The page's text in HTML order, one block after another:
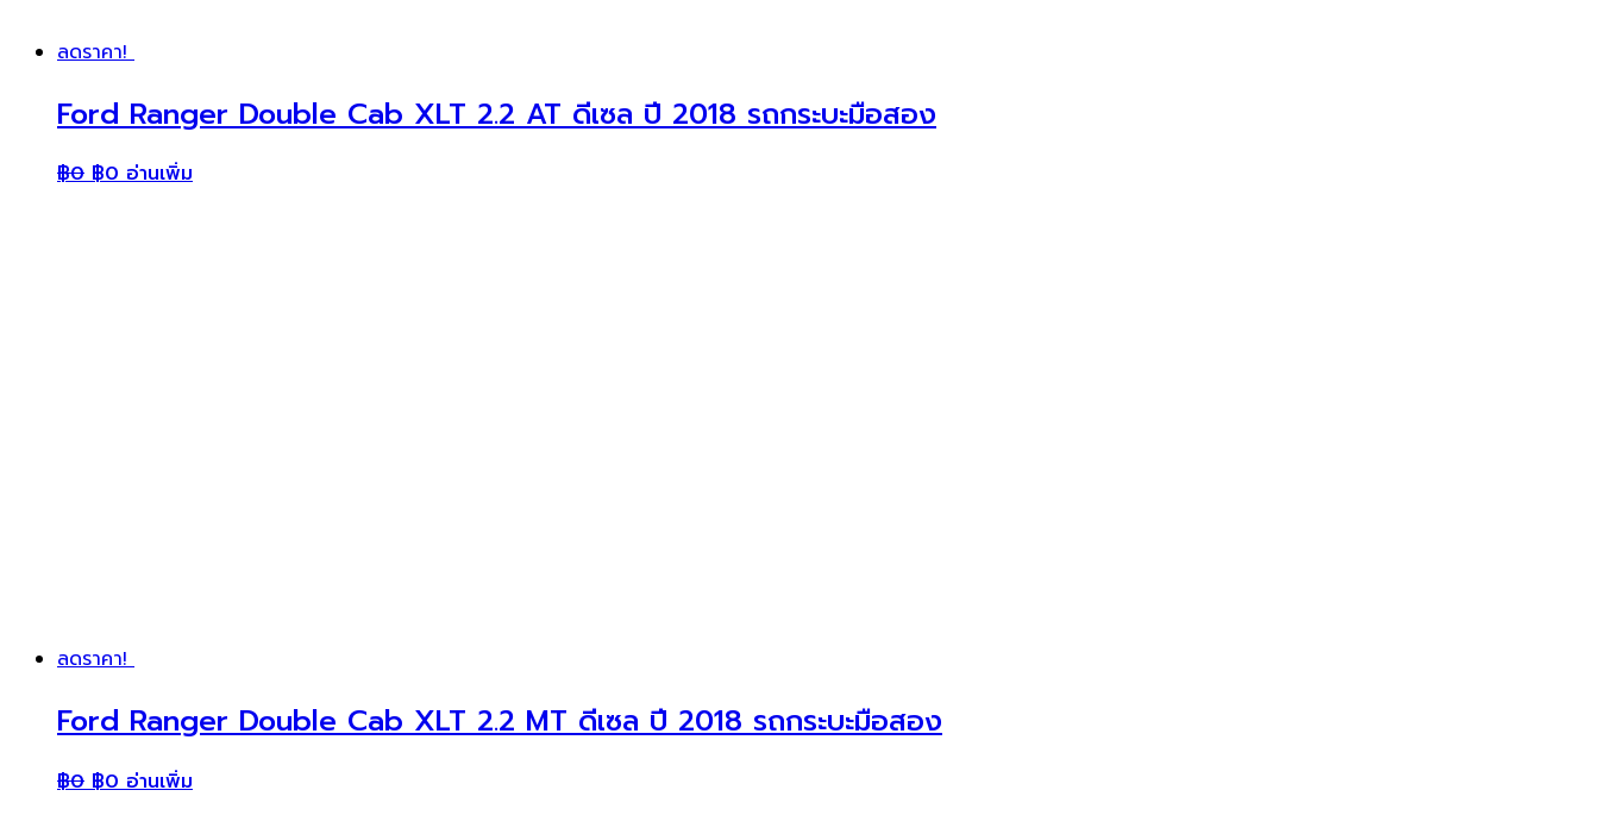
ลดราคา!
Ford Ranger Double Cab XLT 2.2 AT ดีเซล ปี 2018 รถกระบะมือสอง
฿0 ฿0 อ่านเพิ่ม
ลดราคา!
Ford Ranger Double Cab XLT 2.2 MT ดีเซล ปี 2018 รถกระบะมือสอง
฿0 ฿0 อ่านเพิ่ม